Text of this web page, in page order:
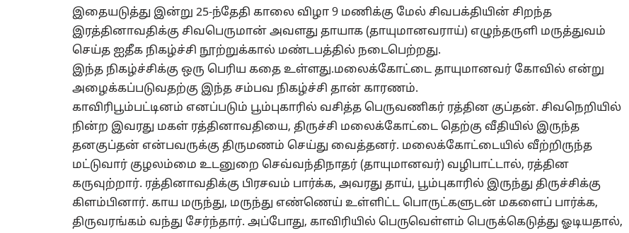
இதையடுத்து இன்று 25-ந்தேதி காலை விழா 9 மணிக்கு மேல் சிவபக்தியின் சிறந்த
இரத்தினாவதிக்கு சிவபெருமான் அவளது தாயாக (தாயுமானவராய்) எழுந்தருளி மருத்துவம்
செய்த ஐதீக நிகழ்ச்சி நூற்றுக்கால் மண்டபத்தில் நடைபெற்றது.
இந்த நிகழ்ச்சிக்கு ஒரு பெரிய கதை உள்ளது.மலைக்கோட்டை தாயுமானவர் கோவில் என்று
அழைக்கப்படுவதற்கு இந்த சம்பவ நிகழ்ச்சி தான் காரணம்.
காவிரிபூம்பட்டினம் எனப்படும் பூம்புகாரில் வசித்த பெருவணிகர் ரத்தின குப்தன். சிவநெறியில்
நின்ற இவரது மகள் ரத்தினாவதியை, திருச்சி மலைக்கோட்டை தெற்கு வீதியில் இருந்த
தனகுப்தன் என்பவருக்கு திருமணம் செய்து வைத்தனர். மலைக்கோட்டையில் வீற்றிருந்த
மட்டுவார் குழலம்மை உடனுறை செவ்வந்திநாதர் (தாயுமானவர்) வழிபாட்டால், ரத்தின
கருவுற்றார். ரத்தினாவதிக்கு பிரசவம் பார்க்க, அவரது தாய், பூம்புகாரில் இருந்து திருச்சிக்கு
கிளம்பினார். காய மருந்து, மருந்து எண்ணெய் உள்ளிட்ட பொருட்களுடன் மகளைப் பார்க்க,
திருவரங்கம் வந்து சேர்ந்தார். அப்போது, காவிரியில் பெருவெள்ளம் பெருக்கெடுத்து ஓடியதால்,